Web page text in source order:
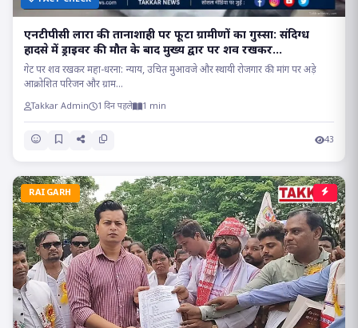
एनटीपीसी लारा की तानाशाही पर फूटा ग्रामीणों का गुस्सा: संदिग्ध
हादसे में ड्राइवर की मौत के बाद मुख्य द्वार पर शव रखकर
अनिश्चितकालीन महा-धरना, प्रबंधन और फरार अधिकारियों पर हत्या
जैसी धाराओं के तहत कार्रवाई की मांग..
गेट पर शव रखकर महा-धरना: न्याय, उचित मुआवजे और स्थायी रोजगार की मांग पर अड़े
आक्रोशित परिजन और ग्राम...
Takkar Admin 1 दिन पहले 1 min
43
RAIGARH